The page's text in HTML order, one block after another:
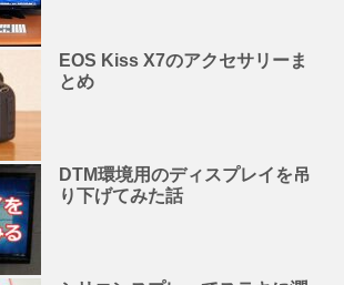
EOS Kiss X7のアクセサリーま
とめ
DTM環境用のディスプレイを吊
り下げてみた話